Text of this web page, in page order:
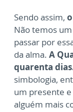
Sendo assim,
Não temos
passar por
da alma. A
quarenta
simbologia,
um presente
alguém mais